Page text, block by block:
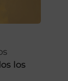
los